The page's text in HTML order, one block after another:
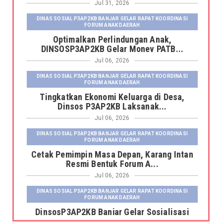
Jul 31, 2026
DINAS SOSIAL P3AP2KB BANJAR GELAR RAPAT KOORDINASI
FORUM ANAK DAERAH
Optimalkan Perlindungan Anak,
DINSOSP3AP2KB Gelar Monev PATB...
Jul 06, 2026
DINAS SOSIAL P3AP2KB BANJAR GELAR RAPAT KOORDINASI
FORUM ANAK DAERAH
Tingkatkan Ekonomi Keluarga di Desa,
Dinsos P3AP2KB Laksanak...
Jul 06, 2026
DINAS SOSIAL P3AP2KB BANJAR GELAR RAPAT KOORDINASI
FORUM ANAK DAERAH
Cetak Pemimpin Masa Depan, Karang Intan
Resmi Bentuk Forum A...
Jul 06, 2026
DINAS SOSIAL P3AP2KB BANJAR GELAR RAPAT KOORDINASI
FORUM ANAK DAERAH
DinsosP3AP2KB Banjar Gelar Sosialisasi